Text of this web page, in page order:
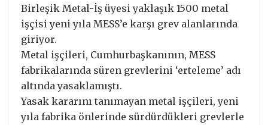
Birleşik Metal-İş üyesi yaklaşık 1500 metal
işçisi yeni yıla MESS’e karşı grev alanlarında
giriyor.
Metal işçileri, Cumhurbaşkanının, MESS
fabrikalarında süren grevlerini ‘erteleme’ adı
altında yasaklamıştı.
Yasak kararını tanımayan metal işçileri, yeni
yıla fabrika önlerinde sürdürdükleri grevlerle